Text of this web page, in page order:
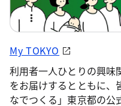
My TOKYO
利用者一人ひとりの興味
をお届けするとともに、
なでつくる」東京都の公